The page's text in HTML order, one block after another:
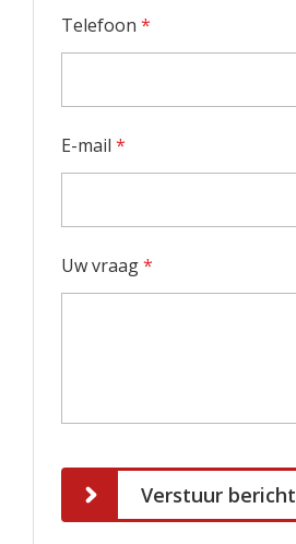
Telefoon *
E-mail *
Uw vraag*
Verstuur bericht